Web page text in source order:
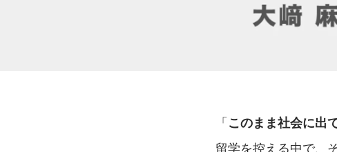
「このまま社会に出
留学を控える中で、